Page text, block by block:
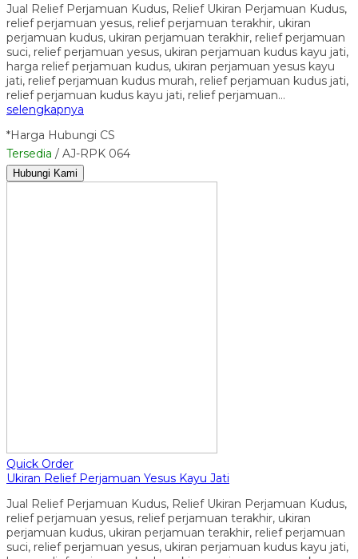
Jual Relief Perjamuan Kudus, Relief Ukiran Perjamuan Kudus,
relief perjamuan yesus, relief perjamuan terakhir, ukiran
perjamuan kudus, ukiran perjamuan terakhir, relief perjamuan
suci, relief perjamuan yesus, ukiran perjamuan kudus kayu jati,
harga relief perjamuan kudus, ukiran perjamuan yesus kayu
jati, relief perjamuan kudus murah, relief perjamuan kudus jati,
relief perjamuan kudus kayu jati, relief perjamuan…
selengkapnya
*Harga Hubungi CS
Tersedia / AJ-RPK 064
Hubungi Kami
Quick Order
Ukiran Relief Perjamuan Yesus Kayu Jati
Jual Relief Perjamuan Kudus, Relief Ukiran Perjamuan Kudus,
relief perjamuan yesus, relief perjamuan terakhir, ukiran
perjamuan kudus, ukiran perjamuan terakhir, relief perjamuan
suci, relief perjamuan yesus, ukiran perjamuan kudus kayu jati,